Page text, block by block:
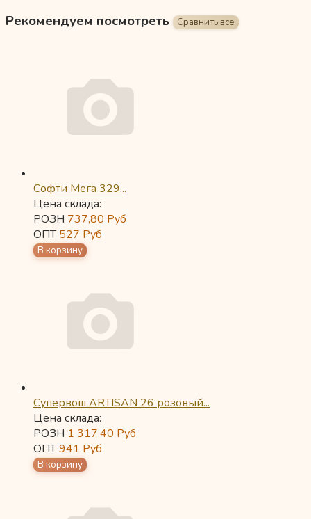
Рекомендуем посмотреть
Софти Мега 329...
Цена склада:
РОЗН 737,80 Руб
ОПТ527 Руб
Супервош ARTISAN 26 розовый...
Цена склада:
РОЗН 1 317,40 Руб
ОПТ941 Руб